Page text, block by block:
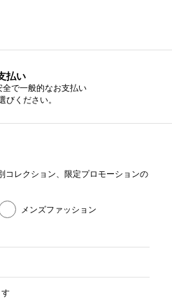
払い
で一般的なお支払い
びください。
コレクション、限定プロモーションの
メンズファッション